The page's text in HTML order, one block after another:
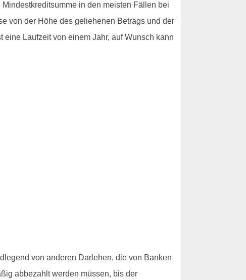
in den meisten Fällen bei
von der Höhe des geliehenen Betrags und der
Laufzeit von einem Jahr, auf Wunsch kann
von anderen Darlehen, die von Banken
abbezahlt werden müssen, bis der